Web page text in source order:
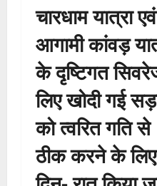
चारधाम यात्रा एवं
आगामी कांवड़
के दृष्टिगत
लिए खोदी गई
को त्वरित गति से
ठीक करने के लिए